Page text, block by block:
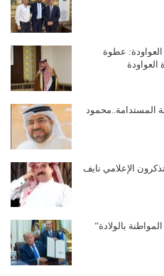
العواودة: عطوة
المستدامة..محمود
يستذكرون الإعلامي نايف
بالولادة”